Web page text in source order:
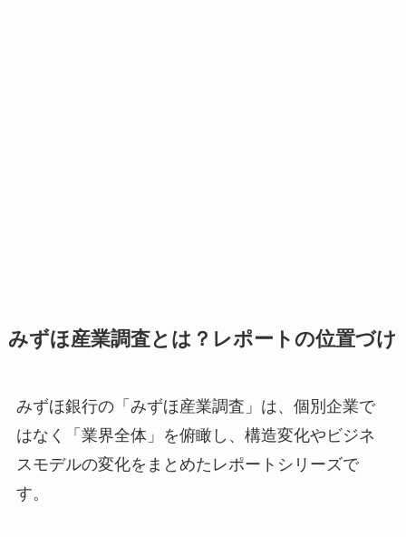
みずほ産業調査とは？レポートの位置づけ
みずほ銀行の「みずほ産業調査」は、個別企業で
はなく「業界全体」を俯瞰し、構造変化やビジネ
スモデルの変化をまとめたレポートシリーズで
す。